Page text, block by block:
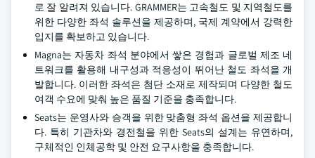
로 잘 알려져 있습니다. GRAMMER는 고속철도 및 지역철도를
위한 다양한 좌석 솔루션을 제공하며, 국제 계약에서 강력한
입지를 확보하고 있습니다.
Magna는 자동차 좌석 분야에서 쌓은 경험과 글로벌 제조 네
트워크를 활용해 내구성과 적응성이 뛰어난 철도 좌석을 개
발합니다. 이러한 좌석은 첨단 소재로 제작되며 다양한 철도
여객 수요에 맞춰 높은 품질 기준을 충족합니다.
Seats는 운영사와 승객을 위한 맞춤형 좌석 옵션을 제공합니
다. 특히 기관차와 경전철을 위한 Seats의 설계는 유연하며,
구체적인 인체공학 및 안전 요구사항을 충족합니다.